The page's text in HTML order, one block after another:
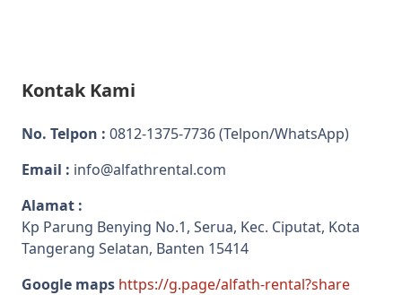
Kontak Kami
No. Telpon : 0812-1375-7736(Telpon/WhatsApp)
Email : info@alfathrental.com
Alamat :
Kp Parung Benying No.1, Serua, Kec. Ciputat, Kota
Tangerang Selatan, Banten 15414
Google maps https://g.page/alfath-rental?share